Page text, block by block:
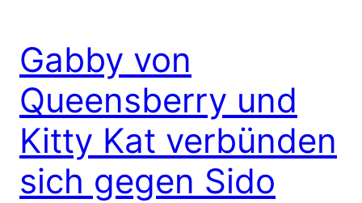
Gabby von
Queensberry und
Kitty Kat verbünden
sich gegen Sido